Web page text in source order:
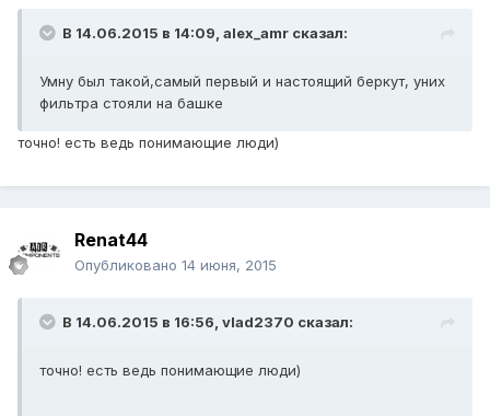
В 14.06.2015 в 14:09, alex_amr сказал:
Умну был такой,самый первый и настоящий беркут, уних
фильтра стояли на башке
точно! есть ведь понимающие люди)
Renat44
Опубликовано 14 июня, 2015
В 14.06.2015 в 16:56, vlad2370 сказал:
точно! есть ведь понимающие люди)